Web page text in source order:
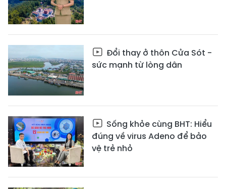
Đổi thay ở thôn Cửa Sót -
sức mạnh từ lòng dân
Sống khỏe cùng BHT: Hiểu
đúng về virus Adeno để bảo
vệ trẻ nhỏ